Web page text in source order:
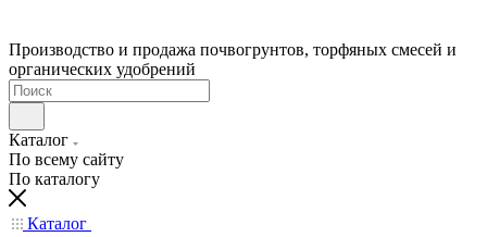
Производство и продажа почвогрунтов, торфяных смесей и
органических удобрений
Каталог
По всему сайту
По каталогу
Каталог